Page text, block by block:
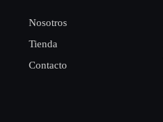
Nosotros
Tienda
Contacto